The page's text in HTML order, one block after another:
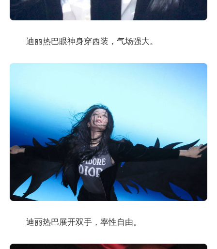
迪丽热巴眼神身穿西装，气场强大。
迪丽热巴展开双手，率性自由。